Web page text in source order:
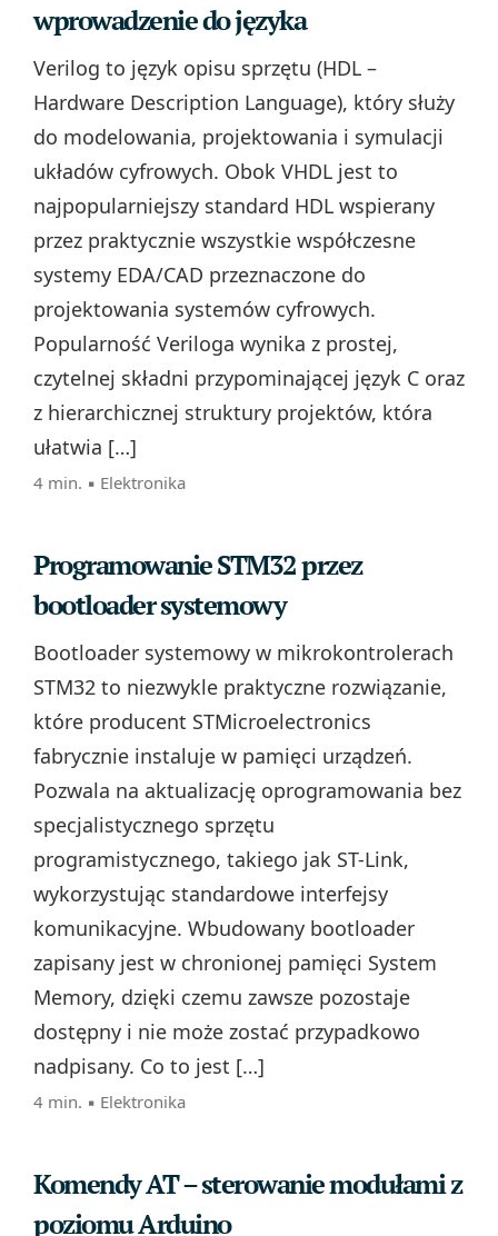
wprowadzenie do języka
Verilog to język opisu sprzętu (HDL –
Hardware Description Language), który służy
do modelowania, projektowania i symulacji
układów cyfrowych. Obok VHDL jest to
najpopularniejszy standard HDL wspierany
przez praktycznie wszystkie współczesne
systemy EDA/CAD przeznaczone do
projektowania systemów cyfrowych.
Popularność Veriloga wynika z prostej,
czytelnej składni przypominającej język C oraz
z hierarchicznej struktury projektów, która
ułatwia […]
4 min. ▪ Elektronika
Programowanie STM32 przez
bootloader systemowy
Bootloader systemowy w mikrokontrolerach
STM32 to niezwykle praktyczne rozwiązanie,
które producent STMicroelectronics
fabrycznie instaluje w pamięci urządzeń.
Pozwala na aktualizację oprogramowania bez
specjalistycznego sprzętu
programistycznego, takiego jak ST-Link,
wykorzystując standardowe interfejsy
komunikacyjne. Wbudowany bootloader
zapisany jest w chronionej pamięci System
Memory, dzięki czemu zawsze pozostaje
dostępny i nie może zostać przypadkowo
nadpisany. Co to jest […]
4 min. ▪ Elektronika
Komendy AT – sterowanie modułami z
poziomu Arduino